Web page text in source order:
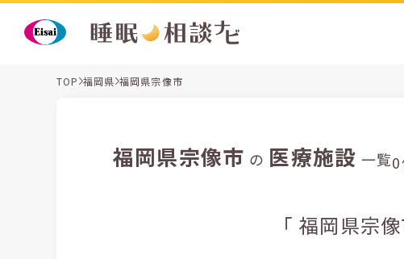
TOP 福岡県 福岡県宗像市
福岡県宗像市 の 医療施設 一覧
「 福岡県宗